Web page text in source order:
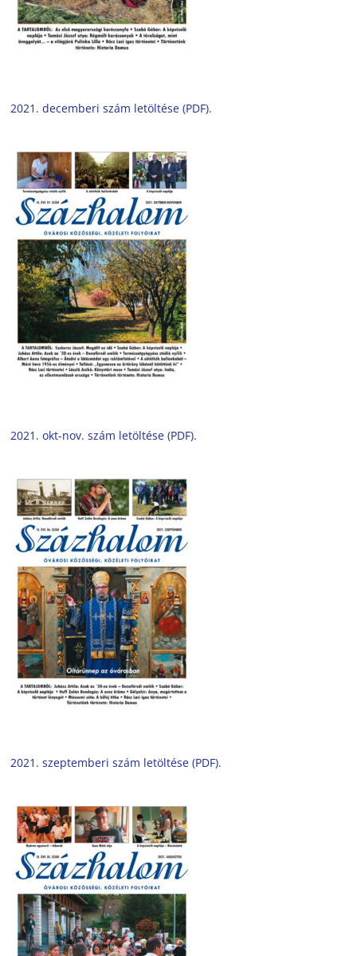
2021. decemberi szám letöltése (PDF).
2021. okt-nov. szám letöltése (PDF).
2021. szeptemberi szám letöltése (PDF).